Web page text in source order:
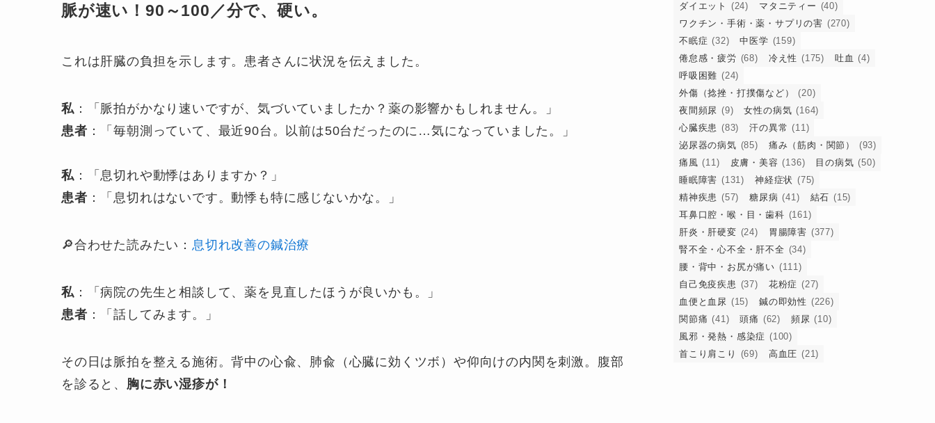
脈が速い！90～100／分で、硬い。
これは肝臓の負担を示します。患者さんに状況を伝えました。
私 ：「脈拍がかなり速いですが、気づいていましたか？薬の影響かもしれません。」
患者 ：「毎朝測っていて、最近90台。以前は50台だったのに…気になっていました。」
私 ：「息切れや動悸はありますか？」
患者 ：「息切れはないです。動悸も特に感じないかな。」
🔎合わせた読みたい： 息切れ改善の鍼治療
私 ：「病院の先生と相談して、薬を見直したほうが良いかも。」
患者 ：「話してみます。」
その日は脈拍を整える施術。背中の心兪、肺兪（心臓に効くツボ）や仰向けの内関を刺激。腹部
を診ると、 胸に赤い湿疹が！
ダイエット
(24) マタニティー (40)
ワクチン・手術・薬・サプリの害 (270)
不眠症 (32) 中医学 (159)
倦怠感・疲労 (68) 冷え性 (175) 吐血 (4)
呼吸困難 (24)
外傷（捻挫・打撲傷など）
(20)
夜間頻尿 (9) 女性の病気 (164)
心臓疾患 (83) 汗の異常 (11)
泌尿器の病気 (85) 痛み（筋肉・関節）
(93)
痛風 (11) 皮膚・美容 (136) 目の病気 (50)
睡眠障害 (131) 神経症状 (75)
精神疾患 (57) 糖尿病 (41) 結石 (15)
耳鼻口腔・喉・目・歯科 (161)
肝炎・肝硬変 (24) 胃腸障害 (377)
腎不全・心不全・肝不全 (34)
腰・背中・お尻が痛い (111)
自己免疫疾患 (37) 花粉症 (27)
血便と血尿 (15) 鍼の即効性 (226)
関節痛 (41) 頭痛 (62) 頻尿 (10)
風邪・発熱・感染症 (100)
首こり肩こり
(69) 高血圧 (21)